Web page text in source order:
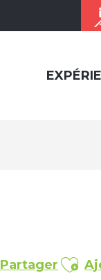
Partager